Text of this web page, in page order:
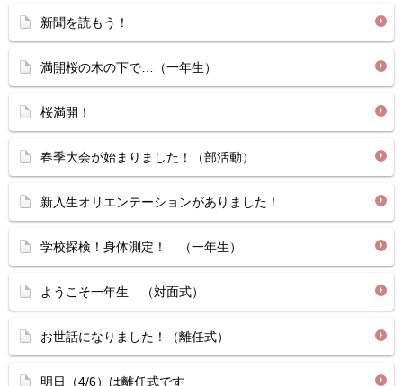
新聞を読もう！
満開桜の木の下で…（一年生）
桜満開！
春季大会が始まりました！（部活動）
新入生オリエンテーションがありました！
学校探検！身体測定！ （一年生）
ようこそ一年生 （対面式）
お世話になりました！（離任式）
明日（4/6）は離任式です